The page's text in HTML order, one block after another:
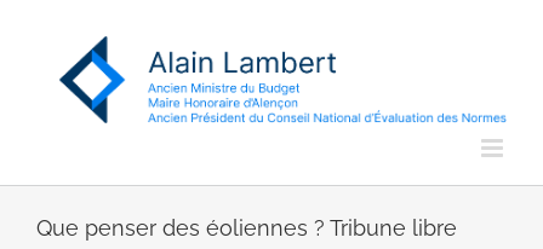
Que penser des éoliennes ? Tribune libre